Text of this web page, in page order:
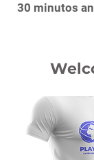
30 minutos